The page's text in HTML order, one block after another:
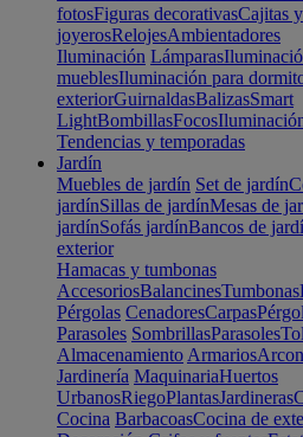
fotosFiguras decorativasCajitas y
joyerosRelojesAmbientadores
Iluminación Lámparas
mueblesIluminación para
exteriorGuirnaldasBalizasSmart
LightBombillasFocos
Tendencias y temporadas
Jardín
Muebles de jardín Set de jardín
jardínSillas de jardínMesas de
jardínSofás jardínBancos de
exterior
Hamacas y tumbonas
AccesoriosBalancinesTumbonas
Pérgolas CenadoresCarpas
Parasoles SombrillasParasoles
Almacenamiento Armarios
Jardinería MaquinariaHuertos
UrbanosRiegoPlantasJardineras
Cocina BarbacoasCocina de